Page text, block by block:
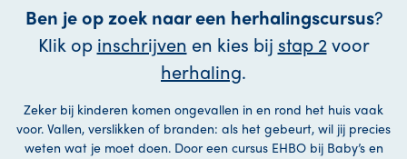
Ben je op zoek naar een herhalingscursus?
Klik op inschrijven en kies bij stap 2voor
herhaling.
Zeker bij kinderen komen ongevallen in en rond het huis vaak
voor. Vallen, verslikken of branden: als het gebeurt, wil jij precies
weten wat je moet doen. Door een cursus EHBO bij Baby’s en